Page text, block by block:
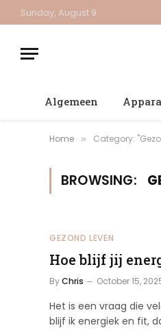
Sunday, August 9
Algemeen
Home » Category:
BROWSING:
GEZOND LEVEN
Hoe blijf jij
ByChris October 15,
Het is een vraag die
blijf ik energiek en fit,